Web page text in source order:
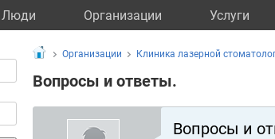
Люди Организации Услуги
Организации Клиника лазерной
Вопросы и ответы.
Вопросы и